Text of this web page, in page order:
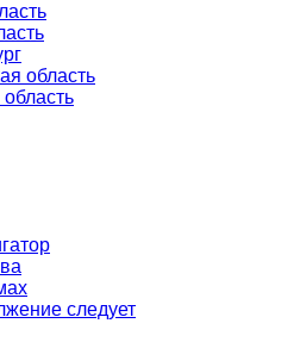
область
следует